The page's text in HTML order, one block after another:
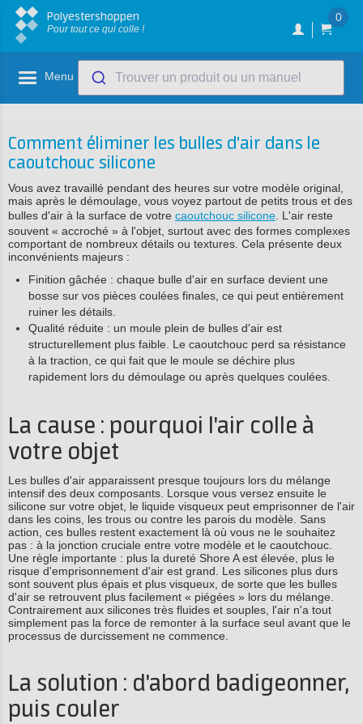
Polyestershoppen
Pour tout ce qui colle !
0
Menu Trouver un produit ou un manuel
Comment éliminer les bulles d'air dans le
caoutchouc silicone
Vous avez travaillé pendant des heures sur votre modèle original,
mais après le démoulage, vous voyez partout de petits trous et des
bulles d'air à la surface de votre caoutchouc silicone . L'air reste
souvent « accroché » à l'objet, surtout avec des formes complexes
comportant de nombreux détails ou textures. Cela présente deux
inconvénients majeurs :
Finition gâchée : chaque bulle d'air en surface devient une
bosse sur vos pièces coulées finales, ce qui peut entièrement
ruiner les détails.
Qualité réduite : un moule plein de bulles d'air est
structurellement plus faible. Le caoutchouc perd sa résistance
à la traction, ce qui fait que le moule se déchire plus
rapidement lors du démoulage ou après quelques coulées.
La cause : pourquoi l'air colle à
votre objet
Les bulles d'air apparaissent presque toujours lors du mélange
intensif des deux composants. Lorsque vous versez ensuite le
silicone sur votre objet, le liquide visqueux peut emprisonner de l'air
dans les coins, les trous ou contre les parois du modèle. Sans
action, ces bulles restent exactement là où vous ne le souhaitez
pas : à la jonction cruciale entre votre modèle et le caoutchouc.
Une règle importante : plus la dureté Shore A est élevée, plus le
risque d'emprisonnement d'air est grand. Les silicones plus durs
sont souvent plus épais et plus visqueux, de sorte que les bulles
d'air se retrouvent plus facilement « piégées » lors du mélange.
Contrairement aux silicones très fluides et souples, l'air n'a tout
simplement pas la force de remonter à la surface seul avant que le
processus de durcissement ne commence.
La solution : d'abord badigeonner,
puis couler